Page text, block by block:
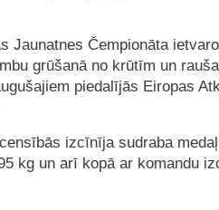
Jaunatnes Čempionāta
grūšanā no krūtīm un
piedalījās Eiropas
izcīnīja sudraba
kg un arī kopā ar komandu